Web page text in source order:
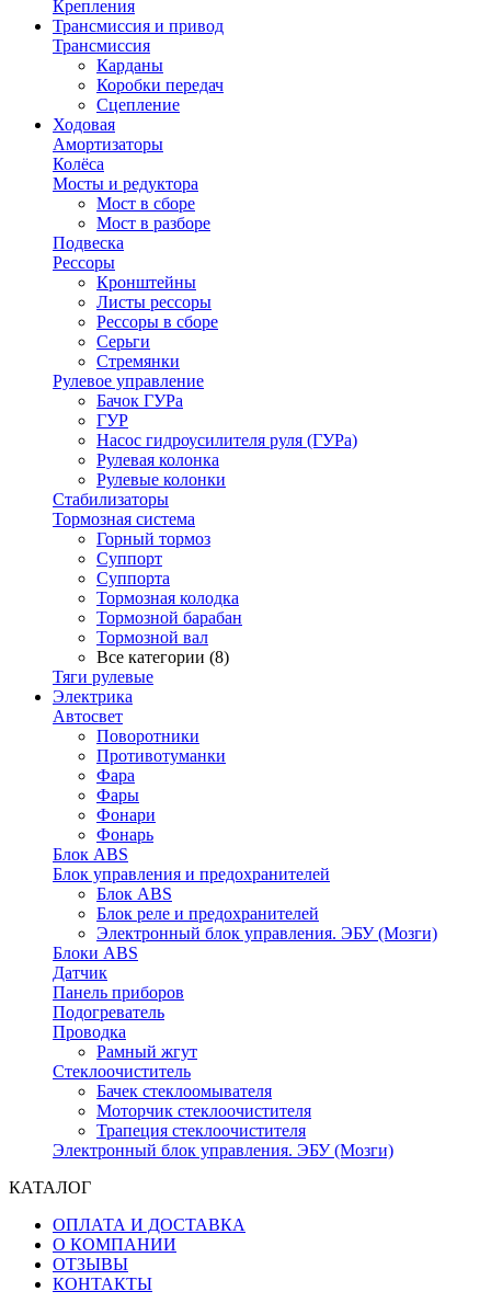
Крепления
Трансмиссия и привод
Трансмиссия
Карданы
Коробки передач
Сцепление
Ходовая
Амортизаторы
Колёса
Мосты и редуктора
Мост в сборе
Мост в разборе
Подвеска
Рессоры
Кронштейны
Листы рессоры
Рессоры в сборе
Серьги
Стремянки
Рулевое управление
Бачок ГУРа
ГУР
Насос гидроусилителя руля (ГУРа)
Рулевая колонка
Рулевые колонки
Стабилизаторы
Тормозная система
Горный тормоз
Суппорт
Суппорта
Тормозная колодка
Тормозной барабан
Тормозной вал
Все категории (8)
Тяги рулевые
Электрика
Автосвет
Поворотники
Противотуманки
Фара
Фары
Фонари
Фонарь
Блок ABS
Блок управления и предохранителей
Блок ABS
Блок реле и предохранителей
Электронный блок управления. ЭБУ (Мозги)
Блоки ABS
Датчик
Панель приборов
Подогреватель
Проводка
Рамный жгут
Стеклоочиститель
Бачек стеклоомывателя
Моторчик стеклоочистителя
Трапеция стеклоочистителя
Электронный блок управления. ЭБУ (Мозги)
КАТАЛОГ
ОПЛАТА И ДОСТАВКА
О КОМПАНИИ
ОТЗЫВЫ
КОНТАКТЫ